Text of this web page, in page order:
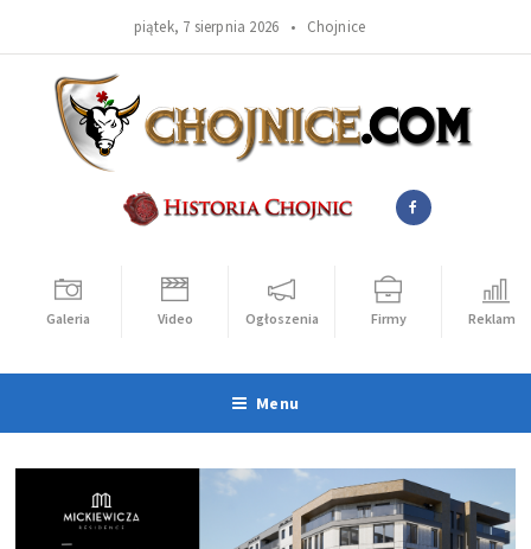
piątek, 7 sierpnia 2026 • Chojnice
Galeria Video Ogłoszenia Firmy Reklama
Menu